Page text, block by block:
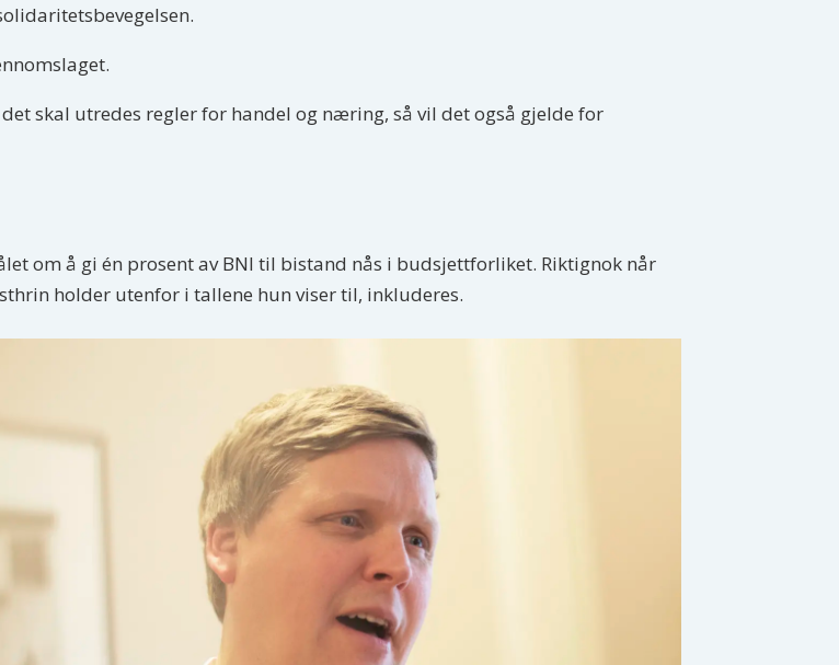
skal utredes regler for handel og næring, så vil det også gjelde for
om å gi én prosent av BNI til bistand nås i budsjettforliket. Riktignok når
holder utenfor i tallene hun viser til, inkluderes.